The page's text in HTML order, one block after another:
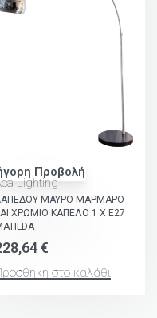
Προβολή
Lighting
ΜΑΥΡΟ ΜΑΡΜΑΡΟ
ΧΡΩΜΙΟ ΚΑΠΕΛΟ 1 Χ Ε27
€
στο καλάθι